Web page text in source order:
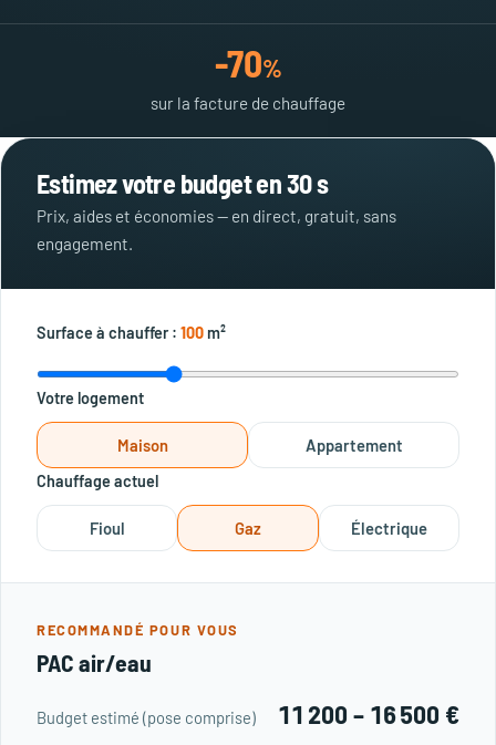
-70%
sur la facture de chauffage
Estimez votre budget en 30 s
Prix, aides et économies — en direct, gratuit, sans
engagement.
Surface à chauffer : 100m²
Votre logement
Maison Appartement
Chauffage actuel
Fioul Gaz Électrique
RECOMMANDÉ POUR VOUS
PAC air/eau
Budget estimé (pose comprise) 11 200 – 16 500 €